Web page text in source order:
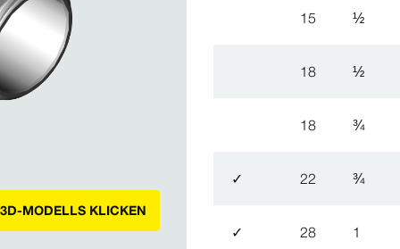
MODELLS KLICKEN
15 ½
18 ½
18 ¾
✓ 22 ¾
✓ 28 1